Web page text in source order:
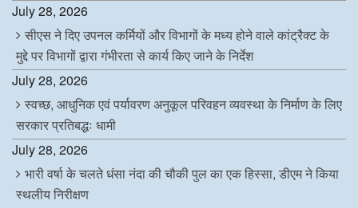
July 28, 2026
सीएस ने दिए उपनल कर्मियों और विभागों के मध्य होने वाले कांट्रैक्ट के
मुद्दे पर विभागों द्वारा गंभीरता से कार्य किए जाने के निर्देश
July 28, 2026
स्वच्छ, आधुनिक एवं पर्यावरण अनुकूल परिवहन व्यवस्था के निर्माण के लिए
सरकार प्रतिबद्धः धामी
July 28, 2026
भारी वर्षा के चलते धंसा नंदा की चौकी पुल का एक हिस्सा, डीएम ने किया
स्थलीय निरीक्षण